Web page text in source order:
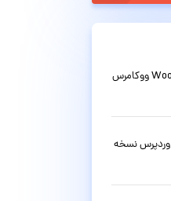
قالب فروشگاهی چندمنظوره وودمارت WoodMart ووکامرس
افزونه صفحه ساز المنتور پرو Elementor Pro وردپرس نسخه